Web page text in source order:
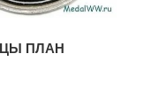
ПЛАН